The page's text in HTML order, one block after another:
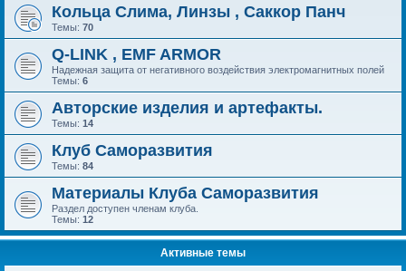
Кольца Слима, Линзы , Саккор Панч
Темы: 70
Q-LINK , EMF ARMOR
Надежная защита от негативного воздействия электромагнитных полей
Темы: 6
Авторские изделия и артефакты.
Темы: 14
Клуб Саморазвития
Темы: 84
Материалы Клуба Саморазвития
Раздел доступен членам клуба.
Темы: 12
Активные темы